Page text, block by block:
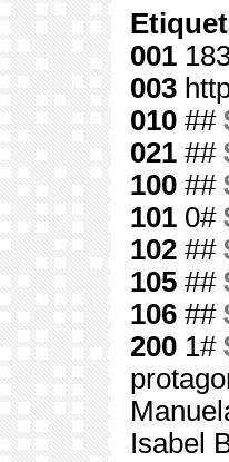
001
003
010 ##
021 ##
100 ##
101 0#
102 ##
105 ##
106 ##
200 1#
Isabel